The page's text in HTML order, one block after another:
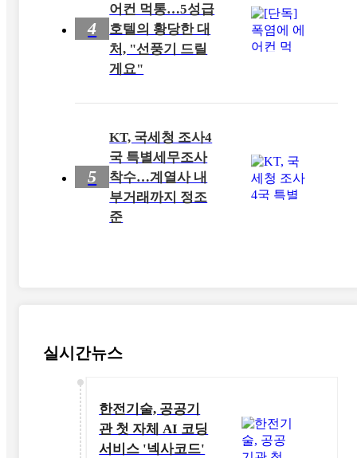
4
어컨 먹통…5성급
호텔의 황당한 대
처, "선풍기 드릴
게요"
5
KT, 국세청 조사4
국 특별세무조사
착수…계열사 내
부거래까지 정조
준
실시간뉴스
한전기술, 공공기
관 첫 자체 AI 코딩
서비스 '넥사코드'